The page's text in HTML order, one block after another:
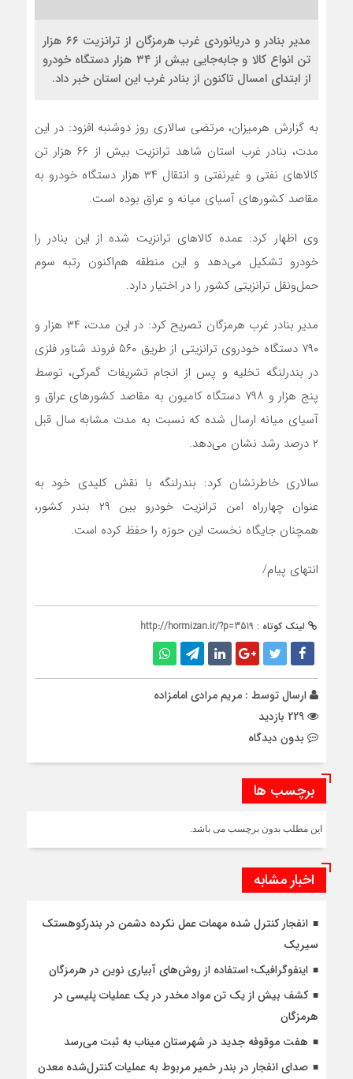
مدیر بنادر و دریانوردی غرب هرمزگان از ترانزیت ۶۶ هزار
تن انواع کالا و جابه‌جایی بیش از ۳۴ هزار دستگاه خودرو
از ابتدای امسال تاکنون از بنادر غرب این استان خبر داد.
به گزارش هرمیزان، مرتضی سالاری روز دوشنبه افزود: در این
مدت، بنادر غرب استان شاهد ترانزیت بیش از ۶۶ هزار تن
کالاهای نفتی و غیرنفتی و انتقال ۳۴ هزار دستگاه خودرو به
مقاصد کشورهای آسیای میانه و عراق بوده است.
وی اظهار کرد: عمده کالاهای ترانزیت‌ شده از این بنادر را
خودرو تشکیل می‌دهد و این منطقه هم‌اکنون رتبه سوم
حمل‌ونقل ترانزیتی کشور را در اختیار دارد.
مدیر بنادر غرب هرمزگان تصریح کرد: در این مدت، ۳۴ هزار و
۷۹۰ دستگاه خودروی ترانزیتی از طریق ۵۶۰ فروند شناور فلزی
در بندرلنگه تخلیه و پس از انجام تشریفات گمرکی، توسط
پنج‌ هزار و ۷۹۸ دستگاه کامیون به مقاصد کشورهای عراق و
آسیای میانه ارسال شده که نسبت به مدت مشابه سال قبل
۲ درصد رشد نشان می‌دهد.
سالاری خاطرنشان کرد: بندرلنگه با نقش کلیدی خود به
عنوان چهارراه امن ترانزیت خودرو بین ۲۹ بندر کشور،
همچنان جایگاه نخست این حوزه را حفظ کرده است.
انتهای پیام/
لینک کوتاه : http://hormizan.ir/?p=3519
ارسال توسط : مریم مرادی امامزاده
بدون دیدگاه
برچسب ها
این مطلب بدون برچسب می باشد.
اخبار مشابه
انفجار کنترل شده مهمات عمل نکرده دشمن در بندرکوهستک
سیریک
اینفوگرافیک؛ استفاده از روش‌های آبیاری نوین در هرمزگان
کشف بیش از یک تن مواد مخدر در یک عملیات پلیسی در
هرمزگان
هفت موقوفه جدید در شهرستان میناب به ثبت می‌رسد
صدای انفجار در بندر خمیر مربوط به عملیات کنترل‌شده معدن